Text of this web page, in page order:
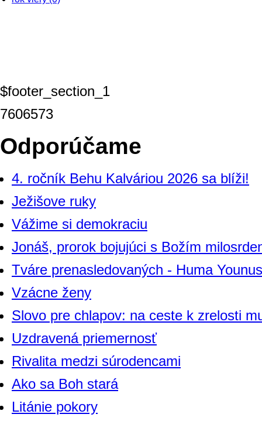
$footer_section_1
7606573
Odporúčame
4. ročník Behu Kalváriou 2026 sa blíži!
Ježišove ruky
Vážime si demokraciu
Jonáš, prorok bojujúci s Božím
Tváre prenasledovaných - Huma Younus
Vzácne ženy
Slovo pre chlapov: na ceste k zrelosti
Uzdravená priemernosť
Rivalita medzi súrodencami
Ako sa Boh stará
Litánie pokory